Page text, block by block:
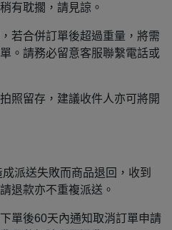
有耽擱，請見諒。
若合併訂單後超過重量，將需
。請務必留意客服聯繫電話或
照留存，建議收件人亦可將開
派送失敗而商品退回，收到
退款亦不重複派送。
單後60天內通知取消訂單申請